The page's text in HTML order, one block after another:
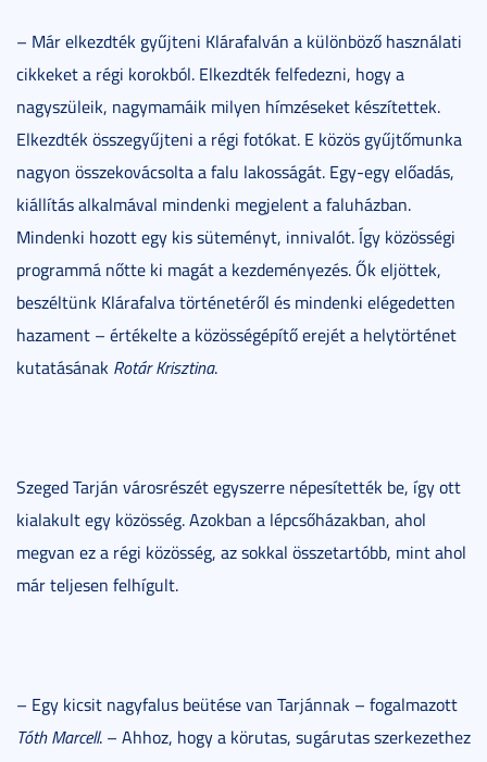
– Már elkezdték gyűjteni Klárafalván a különböző használati
cikkeket a régi korokból. Elkezdték felfedezni, hogy a
nagyszüleik, nagymamáik milyen hímzéseket készítettek.
Elkezdték összegyűjteni a régi fotókat. E közös gyűjtőmunka
nagyon összekovácsolta a falu lakosságát. Egy-egy előadás,
kiállítás alkalmával mindenki megjelent a faluházban.
Mindenki hozott egy kis süteményt, innivalót. Így közösségi
programmá nőtte ki magát a kezdeményezés. Ők eljöttek,
beszéltünk Klárafalva történetéről és mindenki elégedetten
hazament – értékelte a közösségépítő erejét a helytörténet
kutatásának Rotár Krisztina.
Szeged Tarján városrészét egyszerre népesítették be, így ott
kialakult egy közösség. Azokban a lépcsőházakban, ahol
megvan ez a régi közösség, az sokkal összetartóbb, mint ahol
már teljesen felhígult.
– Egy kicsit nagyfalus beütése van Tarjánnak – fogalmazott
Tóth Marcell. – Ahhoz, hogy a körutas, sugárutas szerkezethez